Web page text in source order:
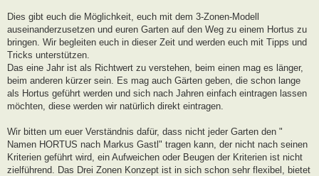
Dies gibt euch die Möglichkeit, euch mit dem 3-Zonen-Modell
auseinanderzusetzen und euren Garten auf den Weg zu einem Hortus zu
bringen. Wir begleiten euch in dieser Zeit und werden euch mit Tipps und
Tricks unterstützen.
Das eine Jahr ist als Richtwert zu verstehen, beim einen mag es länger,
beim anderen kürzer sein. Es mag auch Gärten geben, die schon lange
als Hortus geführt werden und sich nach Jahren einfach eintragen lassen
möchten, diese werden wir natürlich direkt eintragen.
Wir bitten um euer Verständnis dafür, dass nicht jeder Garten den "
Namen HORTUS nach Markus Gastl" tragen kann, der nicht nach seinen
Kriterien geführt wird, ein Aufweichen oder Beugen der Kriterien ist nicht
zielführend. Das Drei Zonen Konzept ist in sich schon sehr flexibel, bietet